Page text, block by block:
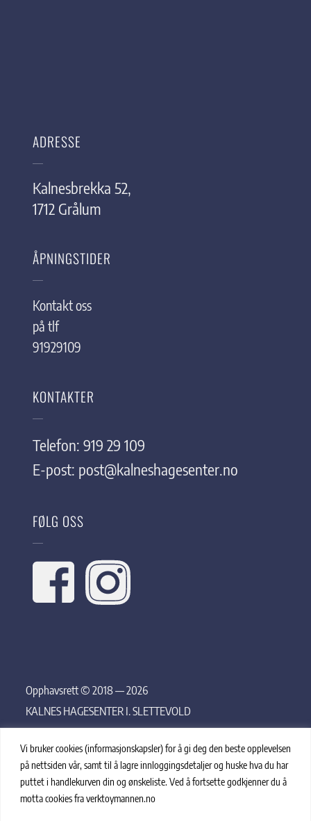
Vi bruker cookies (informasjonskapsler) for å gi deg den beste opplevelsen
på nettsiden vår, samt til å lagre innloggingsdetaljer og huske hva du har
puttet i handlekurven din og ønskeliste. Ved å fortsette godkjenner du å
motta cookies fra verktoymannen.no
ADRESSE
Kalnesbrekka 52,
1712 Grålum
ÅPNINGSTIDER
Kontakt oss
på tlf
91929109
KONTAKTER
Telefon: 919 29 109
E-post: post@kalneshagesenter.no
FØLG OSS
Opphavsrett © 2018 — 2026
KALNES HAGESENTER I. SLETTEVOLD